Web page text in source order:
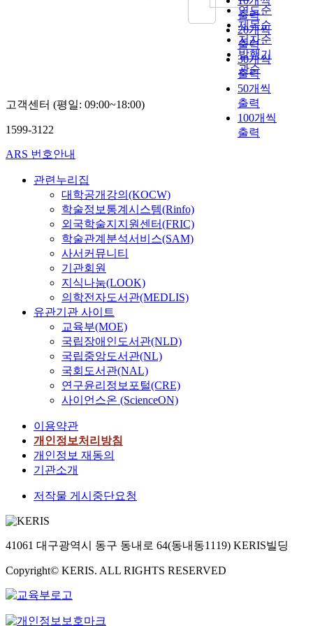
organized and
inclusive. Without an
administrative system
of church, it is difficult
to get the Evangelical
Church with fruitful.
The below churches
disgrace for the truth
of God ; exclusive
church, legal and
will recover day by
day with reformed and
improvement and
development about it,
it is thought as
follows. first, urgent a
foundation promotiog
of national physical
training. Second,
immediate reform of
consciousness about
physical education.
disposition
development of leader.
educational affairs. (2)
Special city and
provincial Boards of
Eduoation are a
deliberative organ,
with no autonomy in
audit and inspection.
2. Concerning the
"participation of local
superintendent of
spscial city and
administration, and are
of special city and
로써 보다 나은 인간
관계의 개선을 위한
자료로 삼기 위한 것
이다. 이를 위하여 경
기도내 공립중학교중
125개교에 근무하는
교육행정직 250명을
대상으로 한 설문지
응답결과를 자료로 채
택하여 백분율로 처리
저해요인은 「교사가
육행정직의 업무를 협
커야 한다」 와 「교
documents-books on
special branch. This
study is composed of 5
chapter and each
chapter of this study
may be briefly
summarized as
follows: The 1st
chapter is an
introduction which
conception of
educational
third chapter is study
about educational
연도순
제목순
저자순
발행기
관순
출력
20개씩
출력
30개씩
출력
50개씩
출력
100개씩
출력
고객센터 (평일: 09:00~18:00)
1599-3122
ARS 번호안내
관련누리집
대학공개강의(KOCW)
학술정보통계시스템(Rinfo)
외국학술지지원센터(FRIC)
학술관계분석서비스(SAM)
사서커뮤니티
기관회원
지식나눔(LOOK)
의학전자도서관(MEDLIS)
유관기관 사이트
교육부(MOE)
국립장애인도서관(NLD)
국립중앙도서관(NL)
국회도서관(NAL)
연구윤리정보포털(CRE)
사이언스온 (ScienceON)
이용약관
개인정보처리방침
개인정보 재동의
기관소개
저작물 게시중단요청
41061 대구광역시 동구 동내로 64(동내동1119) KERIS빌딩
Copyright© KERIS. ALL RIGHTS RESERVED